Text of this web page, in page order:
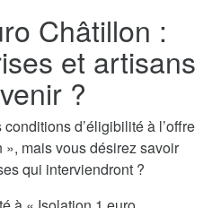
Châtillon :
et artisans
?
d’éligibilité à l’offre
mais vous désirez savoir
qui interviendront ?